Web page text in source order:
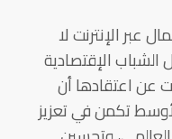
عبر الإنترنت لا
الإقتصادية
عن اعتقادها أن
تكمن في تعزيز